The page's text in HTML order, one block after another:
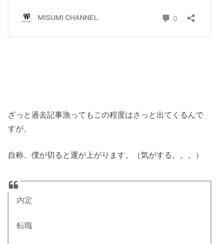
ざっと過去記事漁ってもこの程度はさっと出てくるんで
すが、
自称、僕が切ると運が上がります。（気がする。。。）
内定
転職